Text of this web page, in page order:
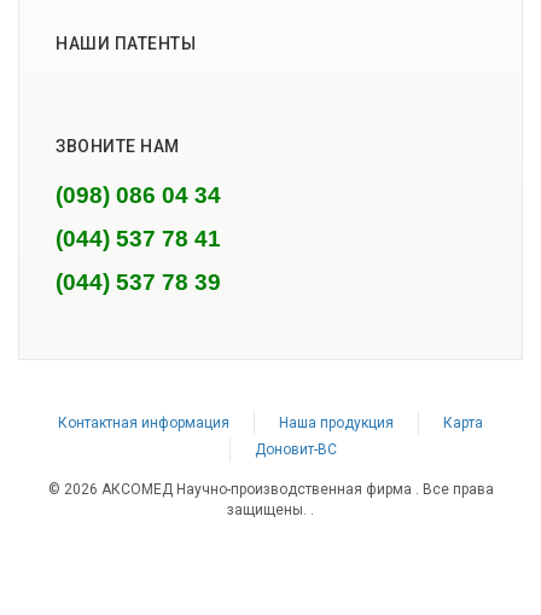
НАШИ ПАТЕНТЫ
ЗВОНИТЕ НАМ
(098) 086 04 34
(044) 537 78 41
(044) 537 78 39
Контактная информация Наша продукция
Карта
Доновит-ВС
© 2026 АКСОМЕД Научно-производственная фирма . Все права
защищены. .